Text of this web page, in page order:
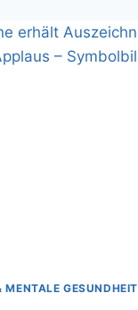
DEN
JOB.“
MENTALE GESUNDHEIT